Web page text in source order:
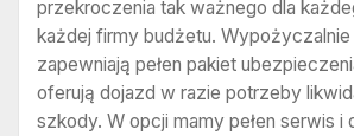
przekroczenia tak ważnego dla
każdej firmy budżetu. Wypożyczalnie
zapewniają pełen pakiet
oferują dojazd w razie potrzeby
szkody. W opcji mamy pełen serwis i